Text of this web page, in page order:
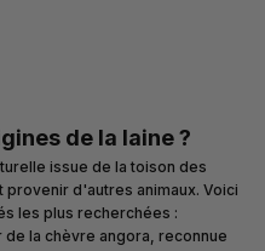
de la laine ?
issue de la toison des
d'autres animaux. Voici
les plus recherchées :
de la chèvre angora, reconnue